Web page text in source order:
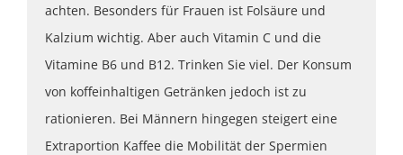
achten. Besonders für Frauen ist Folsäure und
Kalzium wichtig. Aber auch Vitamin C und die
Vitamine B6 und B12. Trinken Sie viel. Der Konsum
von koffeinhaltigen Getränken jedoch ist zu
rationieren. Bei Männern hingegen steigert eine
Extraportion Kaffee die Mobilität der Spermien